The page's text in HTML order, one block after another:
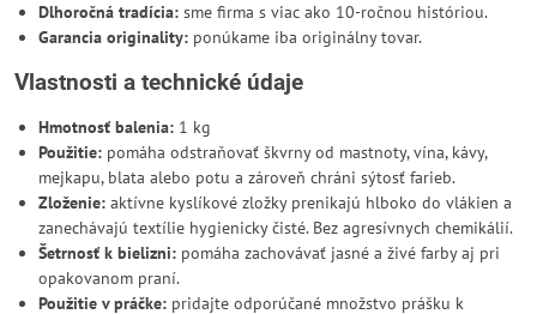
Dlhoročná tradícia: sme firma s viac ako 10-ročnou históriou.
Garancia originality: ponúkame iba originálny tovar.
Vlastnosti a technické údaje
Hmotnosť balenia: 1 kg
Použitie: pomáha odstraňovať škvrny od mastnoty, vína, kávy,
mejkapu, blata alebo potu a zároveň chráni sýtosť farieb.
Zloženie: aktívne kyslíkové zložky prenikajú hlboko do vlákien a
zanechávajú textílie hygienicky čisté. Bez agresívnych chemikálií.
Šetrnosť k bielizni: pomáha zachovávať jasné a živé farby aj pri
opakovanom praní.
Použitie v práčke: pridajte odporúčané množstvo prášku k